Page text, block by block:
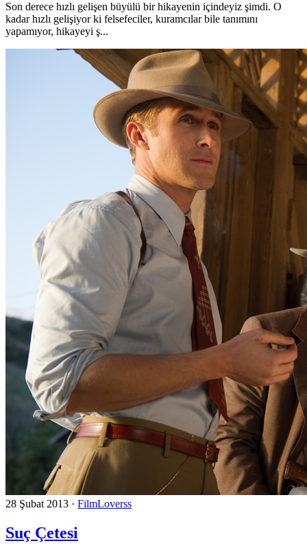
Son derece hızlı gelişen büyülü bir hikayenin içindeyiz şimdi. O
kadar hızlı gelişiyor ki felsefeciler, kuramcılar bile tanımını
yapamıyor, hikayeyi ş...
28 Şubat 2013 · FilmLoverss
Suç Çetesi